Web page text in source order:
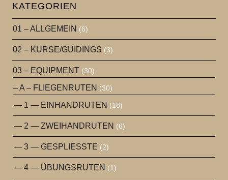
KATEGORIEN
01 – ALLGEMEIN (6)
02 – KURSE/GUIDINGS (3)
03 – EQUIPMENT (30)
– A – FLIEGENRUTEN (30)
— 1 — EINHANDRUTEN (18)
— 2 — ZWEIHANDRUTEN (6)
— 3 — GESPLIESSTE (2)
— 4 — ÜBUNGSRUTEN (1)